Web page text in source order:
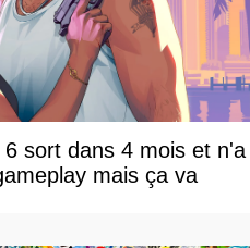
sort dans 4 mois et n'a
mais ça va